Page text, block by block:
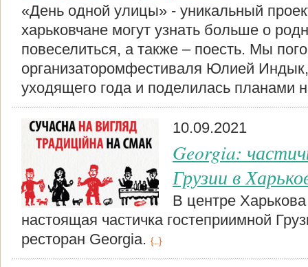
«День одной улицы» - уникальный
харьковчане могут узнать больше о
повеселиться, а также – поесть. Мы
организаторомфестиваля Юлией Индык,
уходящего года и поделилась планами
10.09.2021
Georgia:
Грузии в
В центре
настоящая частичка гостеприимной
ресторан Georgia. {...}